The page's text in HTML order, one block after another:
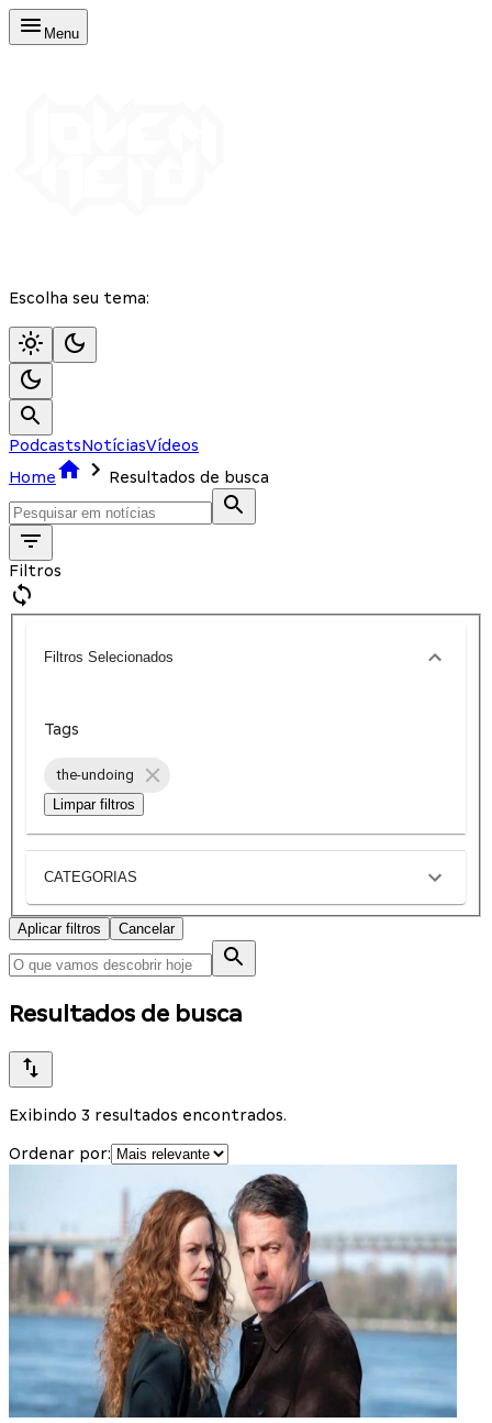
Menu
Escolha seu tema:
PodcastsNotíciasVídeos
Home
Resultados de busca
Filtros
Filtros Selecionados
Tags
the-undoing
Limpar filtros
CATEGORIAS
Aplicar filtros Cancelar
Resultados de busca
Exibindo 3 resultados encontrados.
Ordenar por: